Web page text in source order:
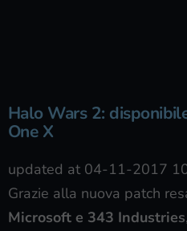
Halo Wars 2:
One X
updated at 04-11-2017
Grazie alla nuova patch
Microsoft e 343 Industries